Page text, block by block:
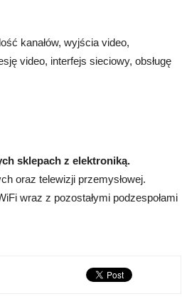
kanałów, wyjścia video,
video, interfejs sieciowy, obsługę
sklepach z elektroniką.
oraz telewizji przemysłowej.
wraz z pozostałymi podzespołami